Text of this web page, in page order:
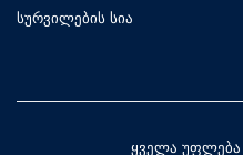
სურვილების სია
ყველა უფლება